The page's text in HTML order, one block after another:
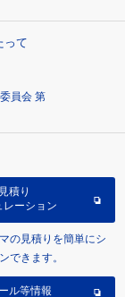
って
員会 第
見積り
レーション
の見積りを簡単にシ
できます。
ル等情報